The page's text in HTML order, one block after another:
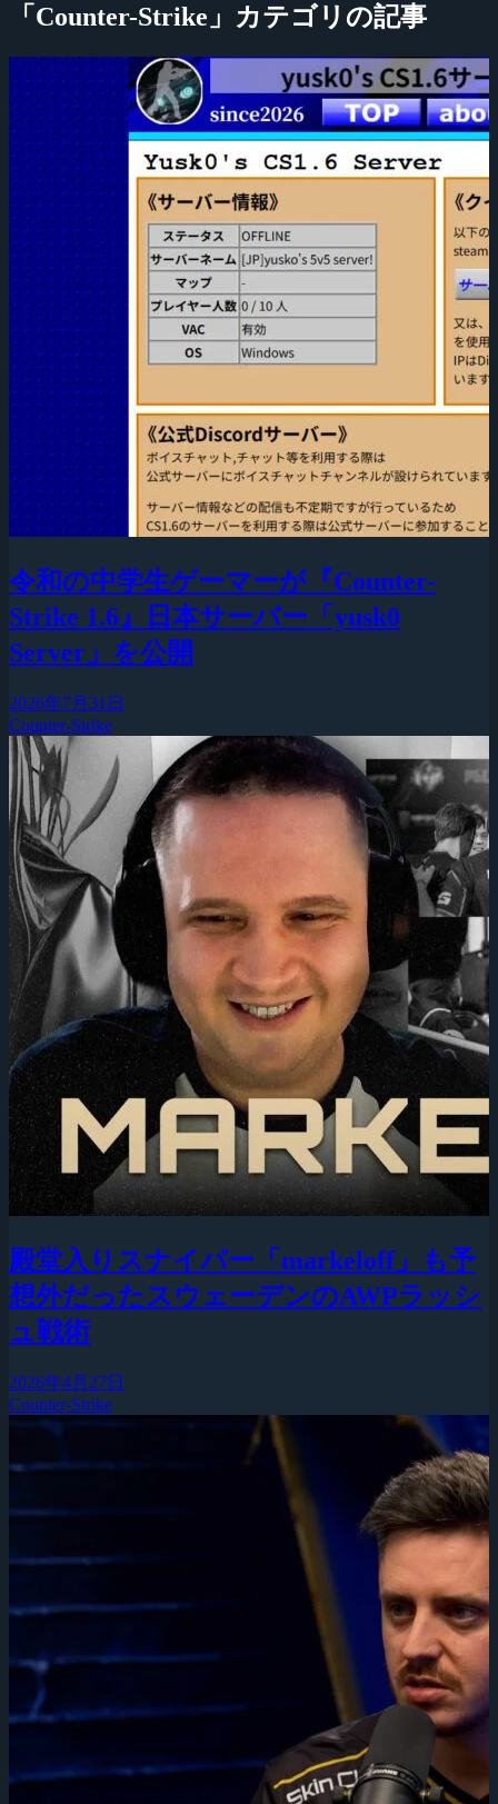
「Counter-Strike」カテゴリの記事
令和の中学生ゲーマーが『Counter-
Strike 1.6』日本サーバー「yusk0
Server」を公開
2026年7月31日
Counter-Strike
殿堂入りスナイパー「markeloff」も予
想外だったスウェーデンのAWPラッシ
ュ戦術
2026年4月27日
Counter-Strike